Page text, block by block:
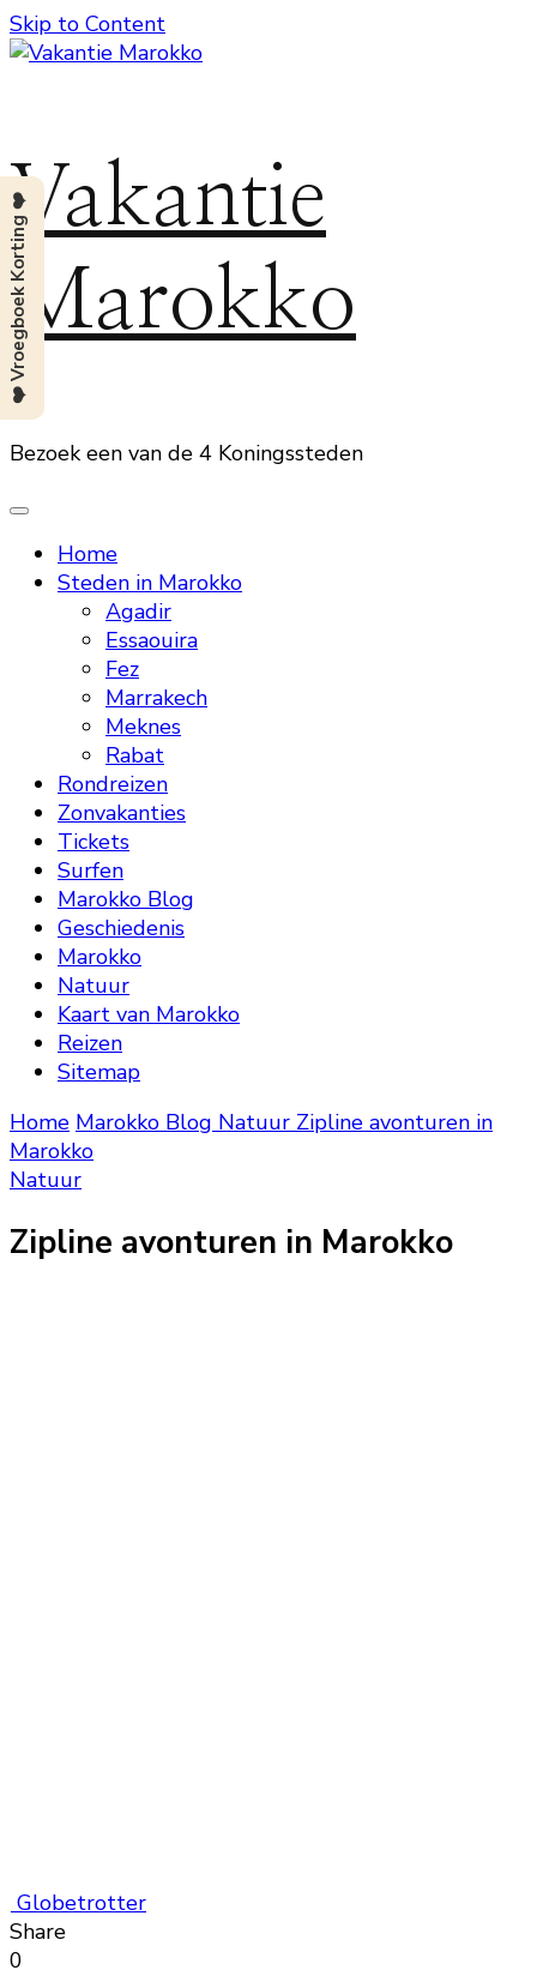
Skip to Content
Vakantie
Marokko
Bezoek een van de 4 Koningssteden
Home
Steden in Marokko
Agadir
Essaouira
Fez
Marrakech
Meknes
Rabat
Rondreizen
Zonvakanties
Tickets
Surfen
Marokko Blog
Geschiedenis
Marokko
Natuur
Kaart van Marokko
Reizen
Sitemap
Home Marokko Blog Natuur Zipline avonturen in
Marokko
Natuur
Zipline avonturen in Marokko
Globetrotter
Share
0
❤️ Vroegboek Korting ❤️